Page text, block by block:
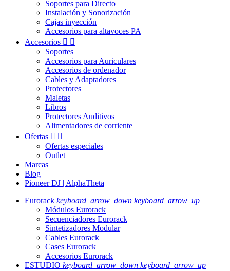
Soportes para Directo
Instalación y Sonorización
Cajas inyección
Accesorios para altavoces PA
Accesorios  
Soportes
Accesorios para Auriculares
Accesorios de ordenador
Cables y Adaptadores
Protectores
Maletas
Libros
Protectores Auditivos
Alimentadores de corriente
Ofertas  
Ofertas especiales
Outlet
Marcas
Blog
Pioneer DJ | AlphaTheta
Eurorack keyboard_arrow_down keyboard_arrow_up
Módulos Eurorack
Secuenciadores Eurorack
Sintetizadores Modular
Cables Eurorack
Cases Eurorack
Accesorios Eurorack
ESTUDIO keyboard_arrow_down keyboard_arrow_up